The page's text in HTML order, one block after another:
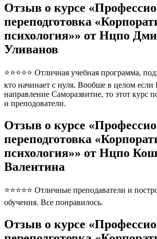
Отзыв о курсе
переподготовка
психология»» от Нцпо
Уливанов
⭐⭐⭐⭐⭐ Отличная учебная программа,
кто начинает с нуля. Вообше в целом если
направление Саморазвитие, то этот курс
и преподователи.
Отзыв о курсе
переподготовка
психология»» от Нцпо
Валентина
⭐⭐⭐⭐⭐ Отличные преподаватели и
обучения. Все понравилось.
Отзыв о курсе